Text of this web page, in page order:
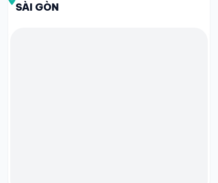
SÀI GÒN